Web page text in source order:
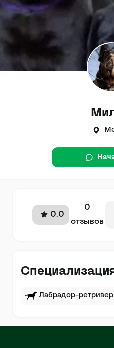
0.0
0
отзывов
Лабрадор-ретривер